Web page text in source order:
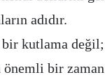
adıdır.
kutlama değil;
önemli bir